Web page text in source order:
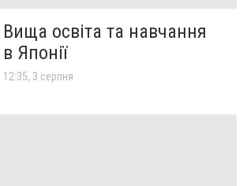
Вища освіта та навчання
в Японії
12:35, 3 серпня